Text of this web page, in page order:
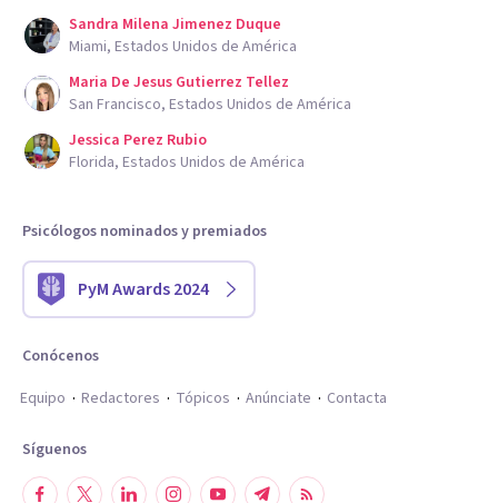
Sandra Milena Jimenez Duque
Miami, Estados Unidos de América
Maria De Jesus Gutierrez Tellez
San Francisco, Estados Unidos de América
Jessica Perez Rubio
Florida, Estados Unidos de América
Psicólogos nominados y premiados
PyM Awards 2024
Conócenos
Equipo
Redactores Tópicos Anúnciate Contacta
Síguenos